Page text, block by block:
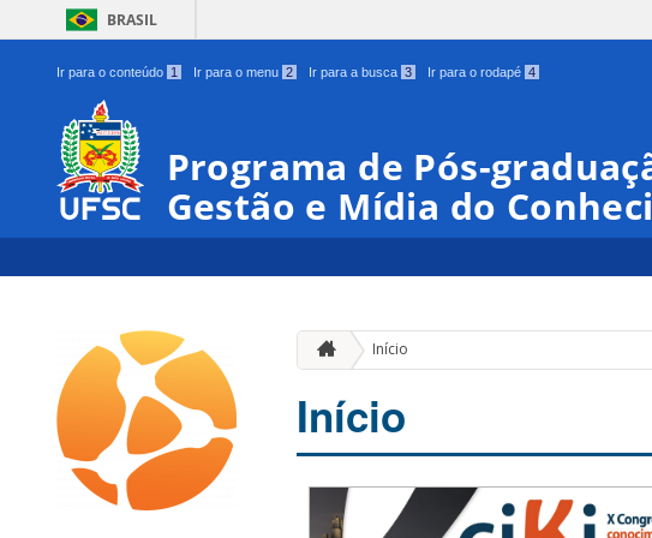
BRASIL
Ir para o conteúdo 1 Ir para o menu 2 Ir para a busca 3 Ir para o rodapé 4
Programa de Pós-
Gestão e Mídia do
Início
Início
00:00
01:00